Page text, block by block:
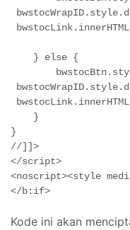
} else {
}
}
//]]>
</script>
<noscript><style
</b:if>
Kode ini akan